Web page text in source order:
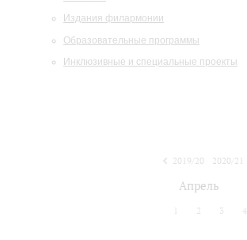
Издания филармонии
Образовательные программы
Инклюзивные и специальные проекты
2019/20 2020/21
Апрель
2 3 4